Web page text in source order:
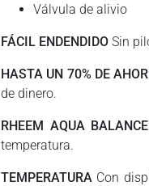
Válvula de alivio
FÁCIL ENDENDIDO Sin
HASTA UN 70% DE
de dinero.
RHEEM AQUA BALANCE
temperatura.
TEMPERATURA Con